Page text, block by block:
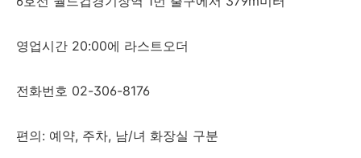
영업시간 20:00에 라스트오더
전화번호 02-306-8176
편의: 예약, 주차, 남/녀 화장실 구분